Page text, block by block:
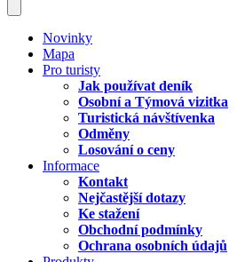
Novinky
Mapa
Pro turisty
Jak používat deník
Osobní a Týmová vizitka
Turistická návštívenka
Odměny
Losování o ceny
Informace
Kontakt
Nejčastější dotazy
Ke stažení
Obchodní podmínky
Ochrana osobních údajů